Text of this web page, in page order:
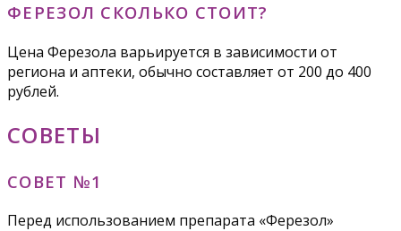
ФЕРЕЗОЛ СКОЛЬКО СТОИТ?
Цена Ферезола варьируется в зависимости от
региона и аптеки, обычно составляет от 200 до 400
рублей.
СОВЕТЫ
СОВЕТ №1
Перед использованием препарата «Ферезол»